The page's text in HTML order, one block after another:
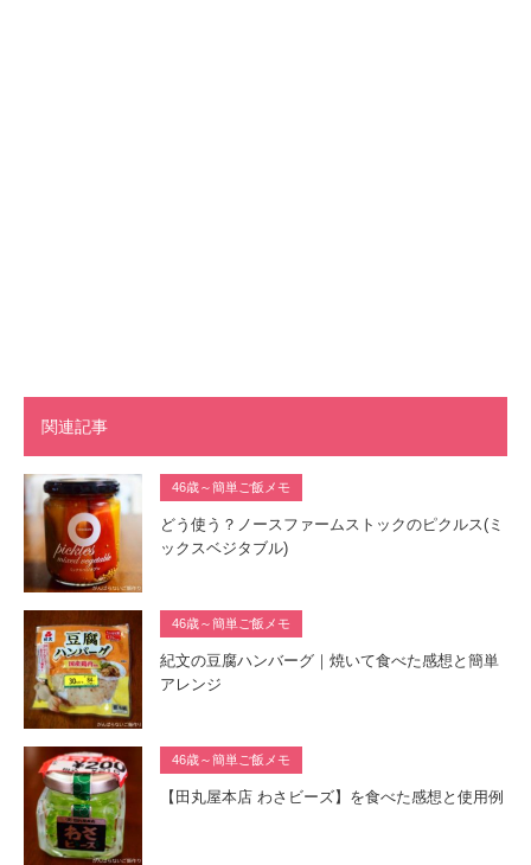
関連記事
46歳～簡単ご飯メモ
どう使う？ノースファームストックのピクルス(ミ
ックスベジタブル)
46歳～簡単ご飯メモ
紀文の豆腐ハンバーグ｜焼いて食べた感想と簡単
アレンジ
46歳～簡単ご飯メモ
【田丸屋本店 わさビーズ】を食べた感想と使用例